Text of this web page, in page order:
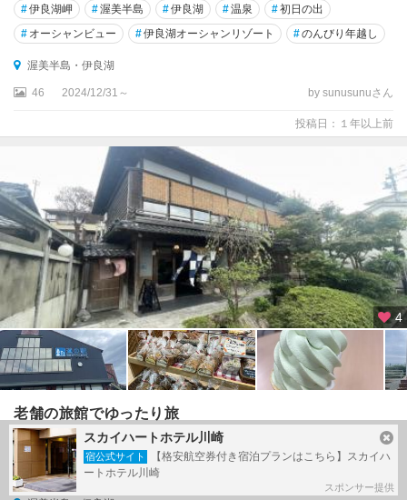
#伊良湖岬 #渥美半島 #伊良湖 #温泉 #初日の出
# オーシャンビュー #伊良湖オーシャンリゾート #のんびり年越し
渥美半島・伊良湖
46 2024/12/31～ by sunusunuさん
投稿日：１年以上前
4
老舗の旅館でゆったり旅
#渥美半島 # 伊良湖岬 # 角上楼
道の駅田原めっくんはうす
スカイハートホテル川崎
宿公式サイト
【格安航空券付き宿泊プランはこちら】スカイハ
ートホテル川崎
スポンサー提供